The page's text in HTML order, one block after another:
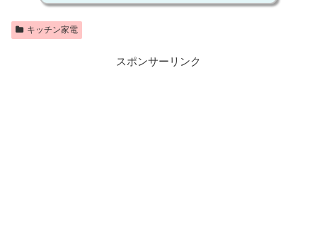
キッチン家電
スポンサーリンク